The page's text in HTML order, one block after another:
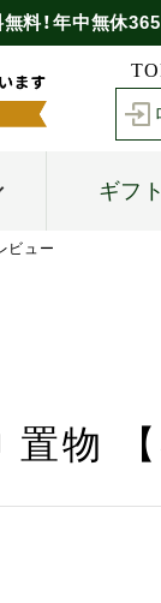
料！年中無休
ギフト
ビュー
置物